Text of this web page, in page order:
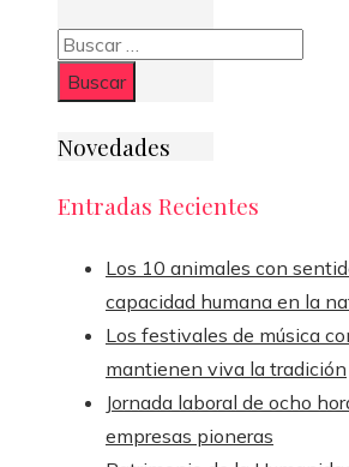
Buscar:
Novedades
Entradas Recientes
Los 10 animales con
capacidad humana en la
Los festivales de música
mantienen viva la tradición
Jornada laboral de ocho
empresas pioneras